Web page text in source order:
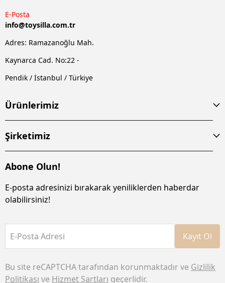
E-Posta
info@toysilla.com.tr
Adres: Ramazanoğlu Mah.
Kaynarca Cad. No:22 -
Pendik / İstanbul / Türkiye
Ürünlerimiz
Şirketimiz
Abone Olun!
E-posta adresinizi bırakarak yeniliklerden haberdar
olabilirsiniz!
E-Posta Adresi Kayıt Ol
Bu site reCAPTCHA tarafından korunmaktadır ve Gizlilik
Politikası ve Hizmet Şartları geçerlidir.